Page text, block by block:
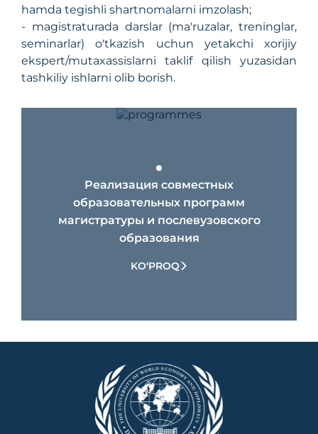
hamda tegishli shartnomalarni imzolash;
- magistraturada darslar (ma'ruzalar, treninglar,
seminarlar) o'tkazish uchun yetakchi xorijiy
ekspert/mutaxassislarni taklif qilish yuzasidan
tashkiliy ishlarni olib borish.
Реализация совместных
образовательных программ
магистратуры и послевузовского
образования
KO‘PROQ